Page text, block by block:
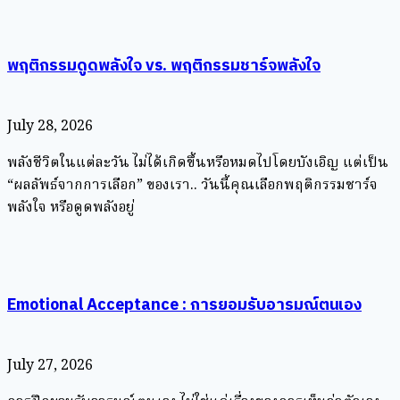
พฤติกรรมดูดพลังใจ vs. พฤติกรรมชาร์จพลังใจ
July 28, 2026
พลังชีวิตในแต่ละวัน ไม่ได้เกิดขึ้นหรือหมดไปโดยบังเอิญ แต่เป็น
“ผลลัพธ์จากการเลือก” ของเรา.. วันนี้คุณเลือกพฤติกรรมชาร์จ
พลังใจ หรือดูดพลังอยู่
Emotional Acceptance : การยอมรับอารมณ์ตนเอง
July 27, 2026